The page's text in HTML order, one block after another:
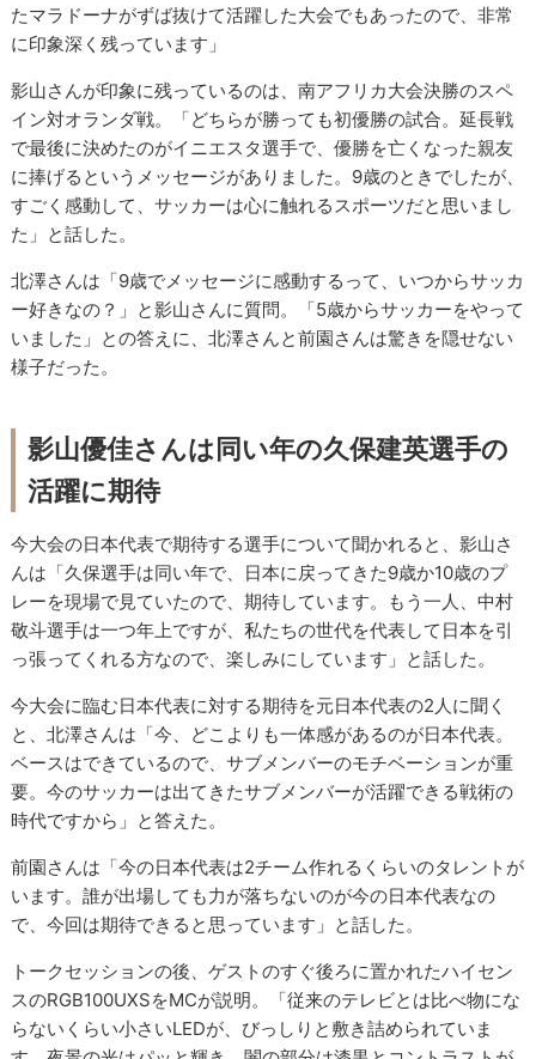
たマラドーナがずば抜けて活躍した大会でもあったので、非常
に印象深く残っています」
影山さんが印象に残っているのは、南アフリカ大会決勝のスペ
イン対オランダ戦。「どちらが勝っても初優勝の試合。延長戦
で最後に決めたのがイニエスタ選手で、優勝を亡くなった親友
に捧げるというメッセージがありました。9歳のときでしたが、
すごく感動して、サッカーは心に触れるスポーツだと思いまし
た」と話した。
北澤さんは「9歳でメッセージに感動するって、いつからサッカ
ー好きなの？」と影山さんに質問。「5歳からサッカーをやって
いました」との答えに、北澤さんと前園さんは驚きを隠せない
様子だった。
影山優佳さんは同い年の久保建英選手の
活躍に期待
今大会の日本代表で期待する選手について聞かれると、影山さ
んは「久保選手は同い年で、日本に戻ってきた9歳か10歳のプ
レーを現場で見ていたので、期待しています。もう一人、中村
敬斗選手は一つ年上ですが、私たちの世代を代表して日本を引
っ張ってくれる方なので、楽しみにしています」と話した。
今大会に臨む日本代表に対する期待を元日本代表の2人に聞く
と、北澤さんは「今、どこよりも一体感があるのが日本代表。
ベースはできているので、サブメンバーのモチベーションが重
要。今のサッカーは出てきたサブメンバーが活躍できる戦術の
時代ですから」と答えた。
前園さんは「今の日本代表は2チーム作れるくらいのタレントが
います。誰が出場しても力が落ちないのが今の日本代表なの
で、今回は期待できると思っています」と話した。
トークセッションの後、ゲストのすぐ後ろに置かれたハイセン
スのRGB100UXSをMCが説明。「従来のテレビとは比べ物にな
らないくらい小さいLEDが、びっしりと敷き詰められていま